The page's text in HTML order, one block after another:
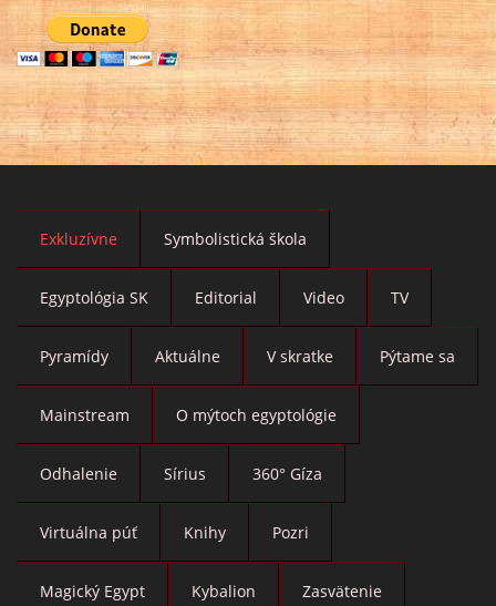
Exkluzívne Symbolistická škola
Egyptológia SK Editorial Video TV
Pyramídy Aktuálne V skratke Pýtame sa
Mainstream O mýtoch egyptológie
Odhalenie Sírius 360° Gíza
Virtuálna púť Knihy Pozri
Magický Egypt Kybalion Zasvätenie